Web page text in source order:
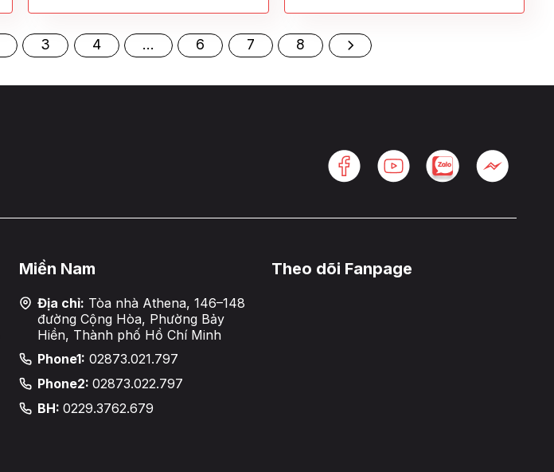
3 4 … 6 7 8
Miền Nam
Địa chỉ: Tòa nhà Athena, 146–148
đường Cộng Hòa, Phường Bảy
Hiền, Thành phố Hồ Chí Minh
Phone1: 02873.021.797
Phone2: 02873.022.797
BH: 0229.3762.679
Theo dõi Fanpage